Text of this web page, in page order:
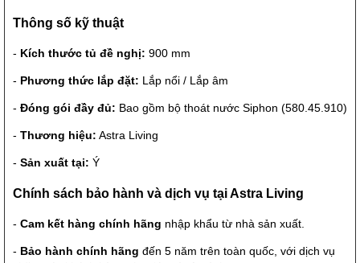
Thông số kỹ thuật
- Kích thước tủ đề nghị: 900 mm
- Phương thức lắp đặt: Lắp nổi / Lắp âm
- Đóng gói đầy đủ: Bao gồm bộ thoát nước Siphon (580.45.910)
- Thương hiệu: Astra Living
- Sản xuất tại: Ý
Chính sách bảo hành và dịch vụ tại Astra Living
- Cam kết hàng chính hãng nhập khẩu từ nhà sản xuất.
- Bảo hành chính hãng đến 5 năm trên toàn quốc, với dịch vụ